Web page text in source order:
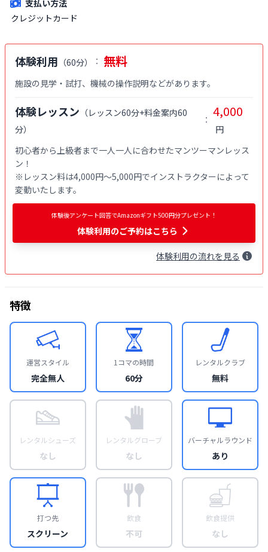
支払い方法
クレジットカード
体験利用 （60分） ： 無料
施設の見学・試打、機械の操作説明などがあります。
体験レッスン （レッスン60分+料金案内60
分）
： 4,000
円
初心者から上級者まで一人一人に合わせたマンツーマンレッス
ン！
※レッスン料は4,000円〜5,000円でインストラクターによって
変動いたします。
体験後アンケート回答でAmazonギフト500円分プレゼント！
体験利用のご予約はこちら
体験利用の流れを見る
特徴
運営スタイル
完全無人
1コマの時間
60分
レンタルクラブ
無料
レンタルシューズ
なし
レンタルグローブ
なし
バーチャルラウンド
あり
打つ先
スクリーン
飲食
不可
飲食提供
なし